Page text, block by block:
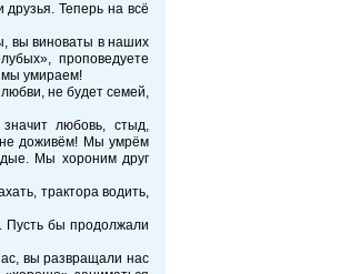
Теперь на всё
вы виноваты в наших
проповедуете
мы умираем!
не будет семей,
любовь, стыд,
доживём! Мы умрём
Мы хороним друг
трактора водить,
Пусть бы продолжали
вы развращали нас